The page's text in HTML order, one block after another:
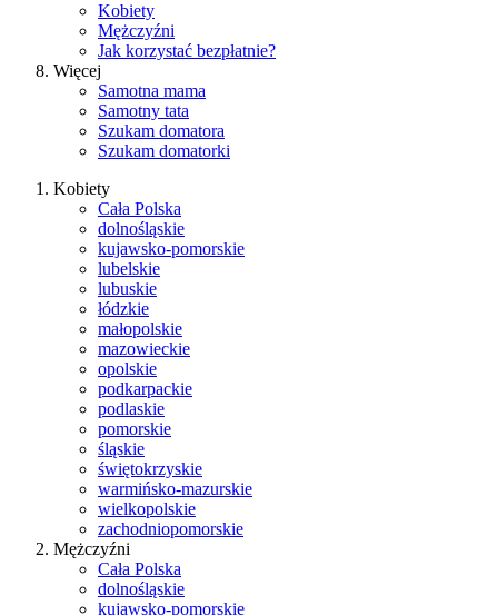
Kobiety
Mężczyźni
Jak korzystać bezpłatnie?
Więcej
Samotna mama
Samotny tata
Szukam domatora
Szukam domatorki
Kobiety
Cała Polska
dolnośląskie
kujawsko-pomorskie
lubelskie
lubuskie
łódzkie
małopolskie
mazowieckie
opolskie
podkarpackie
podlaskie
pomorskie
śląskie
świętokrzyskie
warmińsko-mazurskie
wielkopolskie
zachodniopomorskie
Mężczyźni
Cała Polska
dolnośląskie
kujawsko-pomorskie